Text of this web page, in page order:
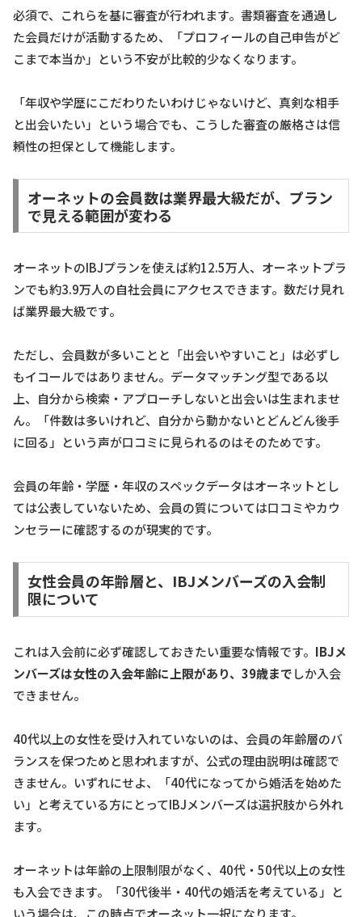
必須で、これらを基に審査が行われます。書類審査を通過し
た会員だけが活動するため、「プロフィールの自己申告がど
こまで本当か」という不安が比較的少なくなります。
「年収や学歴にこだわりたいわけじゃないけど、真剣な相手
と出会いたい」という場合でも、こうした審査の厳格さは信
頼性の担保として機能します。
オーネットの会員数は業界最大級だが、プラン
で見える範囲が変わる
オーネットのIBJプランを使えば約12.5万人、オーネットプラ
ンでも約3.9万人の自社会員にアクセスできます。数だけ見れ
ば業界最大級です。
ただし、会員数が多いことと「出会いやすいこと」は必ずし
もイコールではありません。データマッチング型である以
上、自分から検索・アプローチしないと出会いは生まれませ
ん。「件数は多いけれど、自分から動かないとどんどん後手
に回る」という声が口コミに見られるのはそのためです。
会員の年齢・学歴・年収のスペックデータはオーネットとし
ては公表していないため、会員の質については口コミやカウ
ンセラーに確認するのが現実的です。
女性会員の年齢層と、IBJメンバーズの入会制
限について
これは入会前に必ず確認しておきたい重要な情報です。 IBJメ
ンバーズは女性の入会年齢に上限があり、39歳までしか入会
できません。
40代以上の女性を受け入れていないのは、会員の年齢層のバ
ランスを保つためと思われますが、公式の理由説明は確認で
きません。いずれにせよ、「40代になってから婚活を始めた
い」と考えている方にとってIBJメンバーズは選択肢から外れ
ます。
オーネットは年齢の上限制限がなく、40代・50代以上の女性
も入会できます。「30代後半・40代の婚活を考えている」と
いう場合は、この時点でオーネット一択になります。